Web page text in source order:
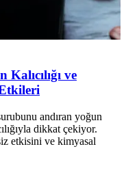
ve
andıran yoğun
dikkat çekiyor.
etkisini ve kimyasal